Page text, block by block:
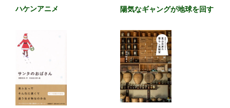
ハケンアニメ 陽気なギャングが地球を回す